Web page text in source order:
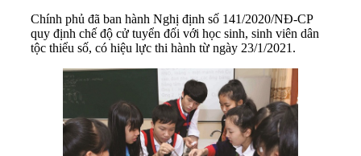
Chính phủ đã ban hành Nghị định số 141/2020/NĐ-CP
quy định chế độ cử tuyển đối với học sinh, sinh viên dân
tộc thiểu số, có hiệu lực thi hành từ ngày 23/1/2021.